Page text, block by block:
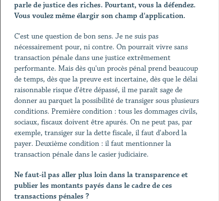
parle de justice des riches. Pourtant, vous la défendez.
Vous voulez même élargir son champ d'application.
C'est une question de bon sens. Je ne suis pas
nécessairement pour, ni contre. On pourrait vivre sans
transaction pénale dans une justice extrêmement
performante. Mais dès qu'un procès pénal prend beaucoup
de temps, dès que la preuve est incertaine, dès que le délai
raisonnable risque d'être dépassé, il me paraît sage de
donner au parquet la possibilité de transiger sous plusieurs
conditions. Première condition : tous les dommages civils,
sociaux, fiscaux doivent être apurés. On ne peut pas, par
exemple, transiger sur la dette fiscale, il faut d'abord la
payer. Deuxième condition : il faut mentionner la
transaction pénale dans le casier judiciaire.
Ne faut-il pas aller plus loin dans la transparence et
publier les montants payés dans le cadre de ces
transactions pénales ?